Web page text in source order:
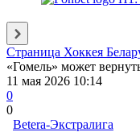
Страница Хоккея
«Гомель» может
11 мая 2026 10:14
0
0
Betera-Экстралига